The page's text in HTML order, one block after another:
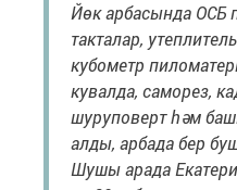
Йөк арбасында ОСБ
такталар,
кубометр
кувалда, саморез,
шуруповерт һәм
алды, арбада бер
Шушы арада